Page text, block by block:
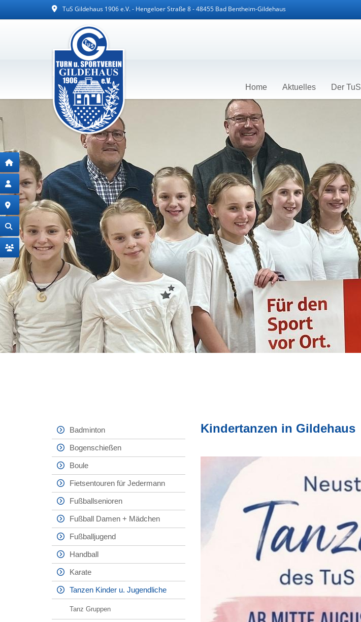
TuS Gildehaus 1906 e.V. - Hengeloer Straße 8 - 48455 Bad Bentheim-Gildehaus
Home Aktuelles Der TuS
Badminton
Bogenschießen
Boule
Fietsentouren für Jedermann
Fußballsenioren
Fußball Damen + Mädchen
Fußballjugend
Handball
Karate
Tanzen Kinder u. Jugendliche
Tanz Gruppen
Kindertanzen in Gildehaus